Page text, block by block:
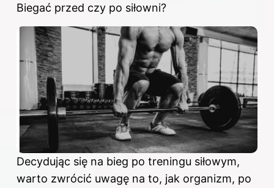
Biegać przed czy po siłowni?
Decydując się na bieg po treningu siłowym,
warto zwrócić uwagę na to, jak organizm, po